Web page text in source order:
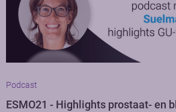
Podcast
ESMO21 - Highlights prostaat- en